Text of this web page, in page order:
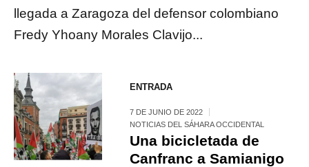
llegada a Zaragoza del defensor colombiano
Fredy Yhoany Morales Clavijo...
ENTRADA
7 DE JUNIO DE 2022
NOTICIAS DEL SÁHARA OCCIDENTAL
Una bicicletada de
Canfranc a Samianigo